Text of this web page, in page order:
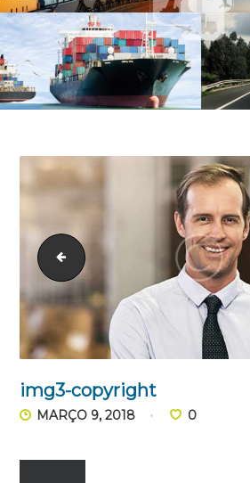
team-6-copyright
img3-copyright
MARÇO 9, 2018 0